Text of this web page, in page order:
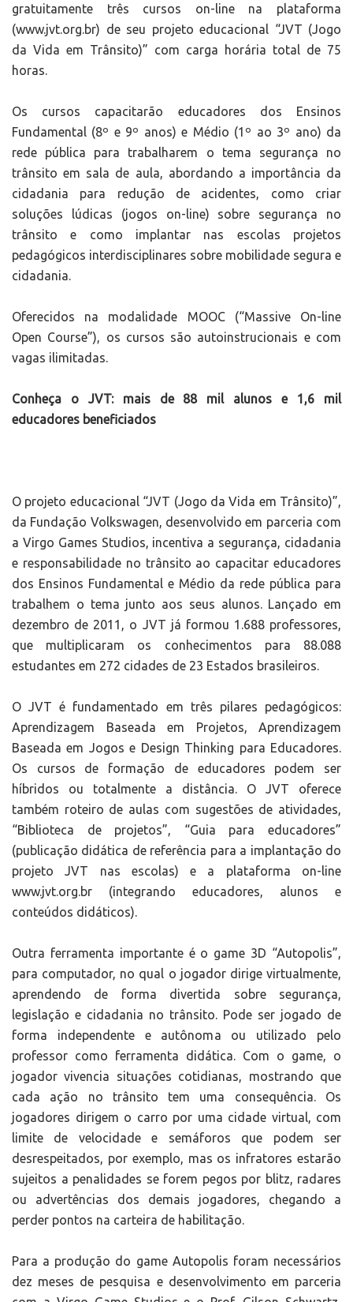
gratuitamente três cursos on-line na plataforma
(www.jvt.org.br) de seu projeto educacional “JVT (Jogo
da Vida em Trânsito)” com carga horária total de 75
horas.
Os cursos capacitarão educadores dos Ensinos
Fundamental (8º e 9º anos) e Médio (1º ao 3º ano) da
rede pública para trabalharem o tema segurança no
trânsito em sala de aula, abordando a importância da
cidadania para redução de acidentes, como criar
soluções lúdicas (jogos on-line) sobre segurança no
trânsito e como implantar nas escolas projetos
pedagógicos interdisciplinares sobre mobilidade segura e
cidadania.
Oferecidos na modalidade MOOC (“Massive On-line
Open Course”), os cursos são autoinstrucionais e com
vagas ilimitadas.
Conheça o JVT: mais de 88 mil alunos e 1,6 mil
educadores beneficiados
O projeto educacional “JVT (Jogo da Vida em Trânsito)”,
da Fundação Volkswagen, desenvolvido em parceria com
a Virgo Games Studios, incentiva a segurança, cidadania
e responsabilidade no trânsito ao capacitar educadores
dos Ensinos Fundamental e Médio da rede pública para
trabalhem o tema junto aos seus alunos. Lançado em
dezembro de 2011, o JVT já formou 1.688 professores,
que multiplicaram os conhecimentos para 88.088
estudantes em 272 cidades de 23 Estados brasileiros.
O JVT é fundamentado em três pilares pedagógicos:
Aprendizagem Baseada em Projetos, Aprendizagem
Baseada em Jogos e Design Thinking para Educadores.
Os cursos de formação de educadores podem ser
híbridos ou totalmente a distância. O JVT oferece
também roteiro de aulas com sugestões de atividades,
“Biblioteca de projetos”, “Guia para educadores”
(publicação didática de referência para a implantação do
projeto JVT nas escolas) e a plataforma on-line
www.jvt.org.br (integrando educadores, alunos e
conteúdos didáticos).
Outra ferramenta importante é o game 3D “Autopolis”,
para computador, no qual o jogador dirige virtualmente,
aprendendo de forma divertida sobre segurança,
legislação e cidadania no trânsito. Pode ser jogado de
forma independente e autônoma ou utilizado pelo
professor como ferramenta didática. Com o game, o
jogador vivencia situações cotidianas, mostrando que
cada ação no trânsito tem uma consequência. Os
jogadores dirigem o carro por uma cidade virtual, com
limite de velocidade e semáforos que podem ser
desrespeitados, por exemplo, mas os infratores estarão
sujeitos a penalidades se forem pegos por blitz, radares
ou advertências dos demais jogadores, chegando a
perder pontos na carteira de habilitação.
Para a produção do game Autopolis foram necessários
dez meses de pesquisa e desenvolvimento em parceria